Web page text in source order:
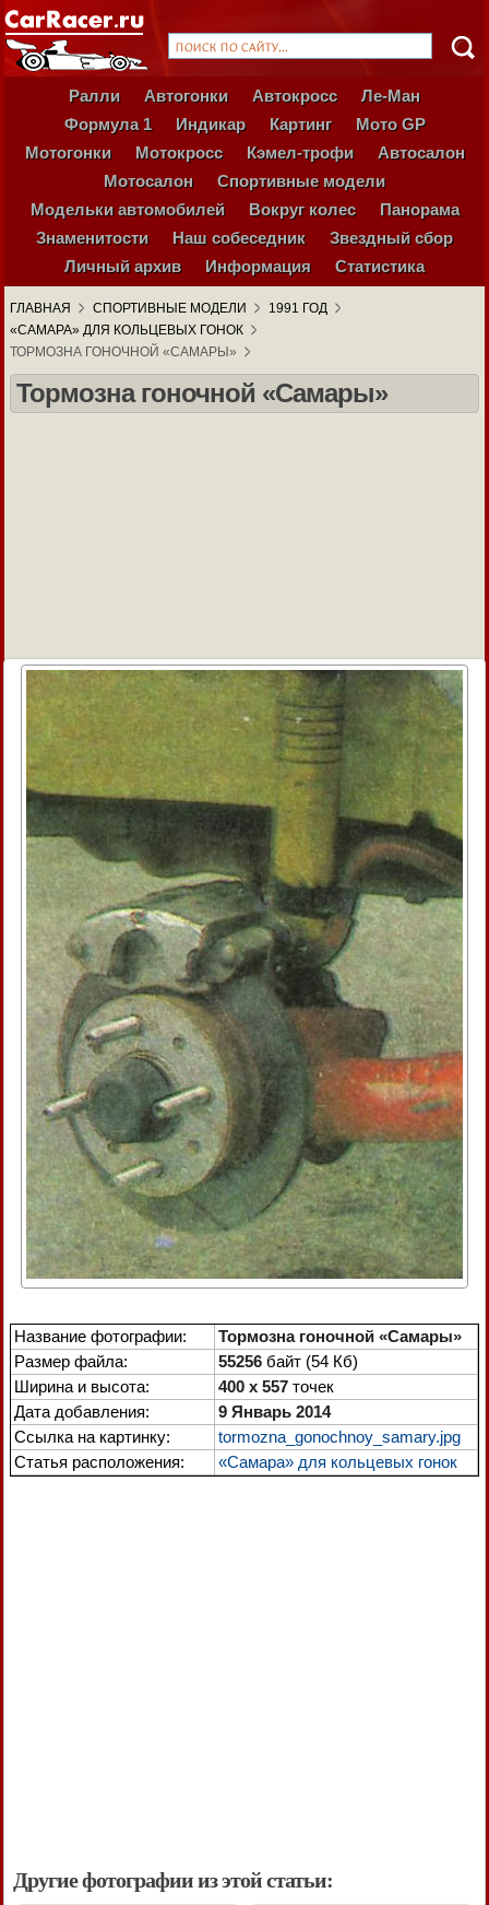
Ралли Автогонки Автокросс
Ле-Ман
Формула 1
Индикар Картинг
Мото GP
Мотогонки
Мотокросс Кэмел-трофи
Автосалон
Мотосалон
Спортивные модели
Модельки автомобилей
Вокруг колес
Панорама
Знаменитости
Наш собеседник
Звездный сбор
Личный архив
Информация Статистика
ГЛАВНАЯ СПОРТИВНЫЕ МОДЕЛИ
1991 ГОД
«САМАРА» ДЛЯ КОЛЬЦЕВЫХ ГОНОК
ТОРМОЗНА ГОНОЧНОЙ «САМАРЫ»
Тормозна гоночной «Самары»
Название фотографии:
Тормозна гоночной «Самары»
Размер файла:
55256 байт (54 Кб)
Ширина и высота:
400 x 557 точек
Дата добавления:
9 Январь 2014
Ссылка на картинку:
tormozna_gonochnoy_samary.jpg
Статья расположения:
«Самара» для кольцевых гонок
Другие фотографии из этой статьи: